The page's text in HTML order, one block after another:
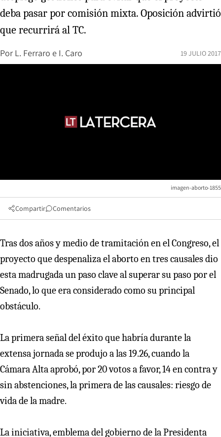
deba pasar por comisión mixta. Oposición advirtió
que recurrirá al TC.
Por L. Ferraro e I. Caro 19 JULIO 2017
imagen-aborto-1855
Compartir Comentarios
Tras dos años y medio de tramitación en el Congreso, el
proyecto que despenaliza el aborto en tres causales dio
esta madrugada un paso clave al superar su paso por el
Senado, lo que era considerado como su principal
obstáculo.
La primera señal del éxito que habría durante la
extensa jornada se produjo a las 19.26, cuando la
Cámara Alta aprobó, por 20 votos a favor, 14 en contra y
sin abstenciones, la primera de las causales: riesgo de
vida de la madre.
La iniciativa, emblema del gobierno de la Presidenta